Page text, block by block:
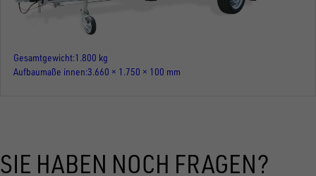
Gesamtgewicht 1.800 kg
Aufbaumaße innen 3.660 × 1.750 × 100 mm
SIE HABEN NOCH FRAGEN?